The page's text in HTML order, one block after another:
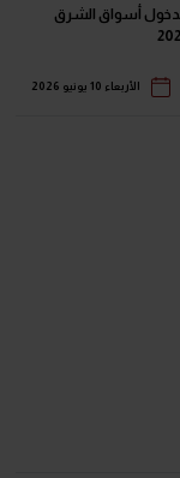
أسواق الشرق
الأربعاء 10 يونيو 2026